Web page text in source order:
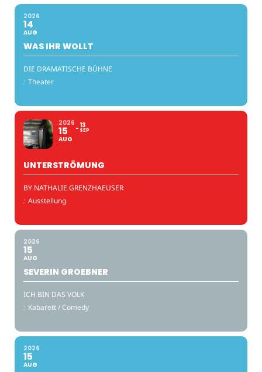
2026
14
AUG
WAS IHR WOLLT
DIE DRAMATISCHE BÜHNE
: Theater
2026
15
AUG
13
SEP
UNTERSTRÖMUNG
BY NATHALIE GRENZHAEUSER
: Ausstellung
2026
15
AUG
SEVERIN GROEBNER
ICH BIN DAS VOLK
: Kabarett / Comedy
2026
15
AUG